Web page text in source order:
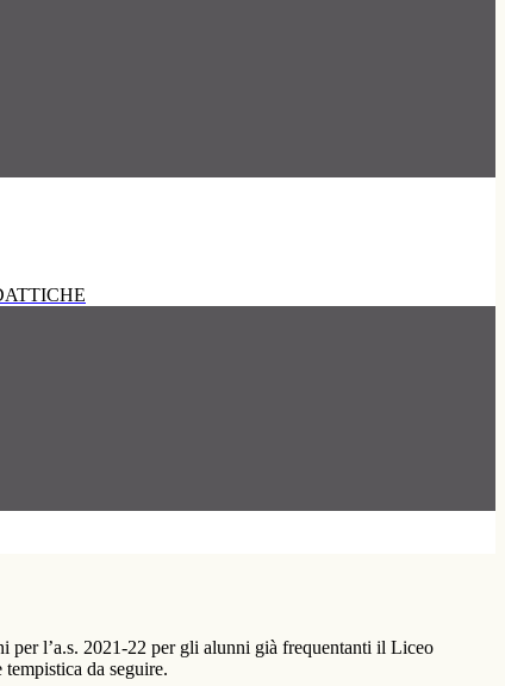
per l’a.s. 2021-22 per gli alunni già frequentanti il Liceo
da seguire.